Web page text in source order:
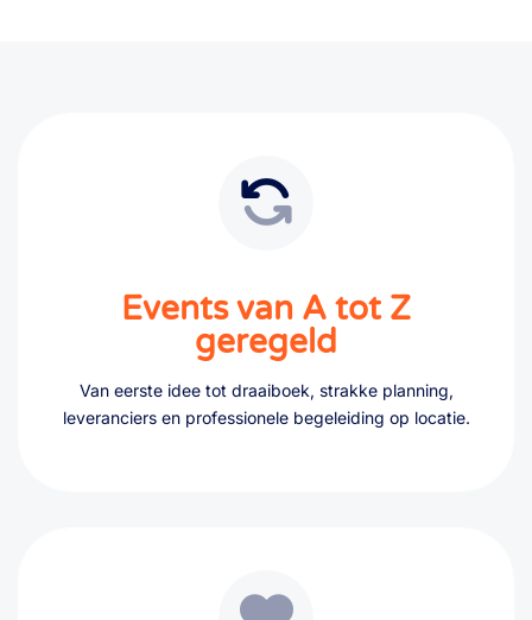
Events van A tot Z
geregeld
Van eerste idee tot draaiboek, strakke planning,
leveranciers en professionele begeleiding op locatie.